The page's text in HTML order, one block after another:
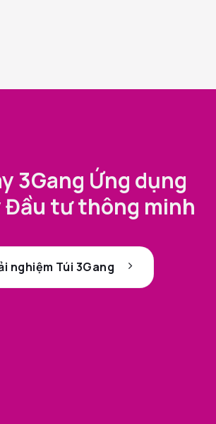
3Gang Ứng dụng
Đầu tư thông minh
nghiệm Túi 3Gang